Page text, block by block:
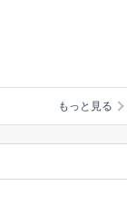
もっと見る